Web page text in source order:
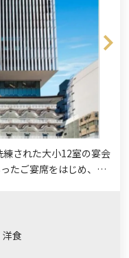
された大小12室の宴会
たご宴席をはじめ、ご
す。大阪メトロ「なん
などの各私鉄やJR難波
洋食